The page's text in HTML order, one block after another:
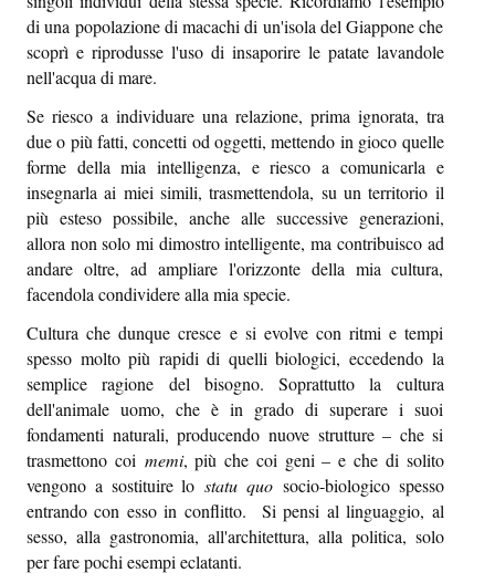
di una popolazione di macachi di un'isola del Giappone che
scoprì e riprodusse l'uso di insaporire le patate lavandole
nell'acqua di mare.
Se riesco a individuare una relazione, prima ignorata, tra
due o più fatti, concetti od oggetti, mettendo in gioco quelle
forme della mia intelligenza, e riesco a comunicarla e
insegnarla ai miei simili, trasmettendola, su un territorio il
più esteso possibile, anche alle successive generazioni,
allora non solo mi dimostro intelligente, ma contribuisco ad
andare oltre, ad ampliare l'orizzonte della mia cultura,
facendola condividere alla mia specie.
Cultura che dunque cresce e si evolve con ritmi e tempi
spesso molto più rapidi di quelli biologici, eccedendo la
semplice ragione del bisogno. Soprattutto la cultura
dell'animale uomo, che è in grado di superare i suoi
fondamenti naturali, producendo nuove strutture – che si
trasmettono coi memi, più che coi geni – e che di solito
vengono a sostituire lostatu quosocio-biologico spesso
entrando con esso in conflitto. Si pensi al linguaggio, al
sesso, alla gastronomia, all'architettura, alla politica, solo
per fare pochi esempi eclatanti.